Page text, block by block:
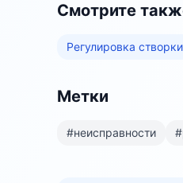
Смотрите
Регулировка створки
Метки
#неисправности #